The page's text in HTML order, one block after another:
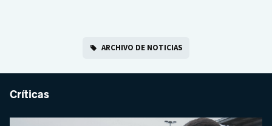
ARCHIVO DE NOTICIAS
Críticas